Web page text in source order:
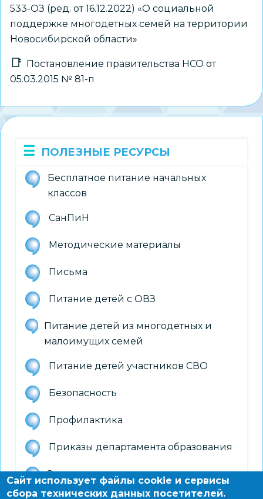
533-ОЗ (ред. от 16.12.2022) «О социальной
поддержке многодетных семей на территории
Новосибирской области»
Постановление правительства НСО от
05.03.2015 № 81-п
ПОЛЕЗНЫЕ РЕСУРСЫ
Бесплатное питание начальных
классов
СанПиН
Методические материалы
Письма
Питание детей с ОВЗ
Питание детей из многодетных и
малоимущих семей
Питание детей участников СВО
Безопасность
Профилактика
Приказы департамента образования
Специализированное питание
обучающихся
Сайт использует файлы cookie и сервисы
сбора технических данных посетителей.